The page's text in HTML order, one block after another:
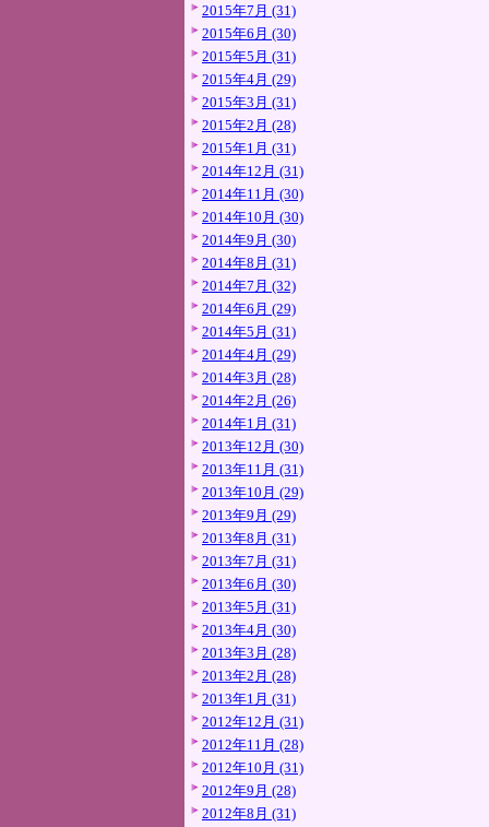
2015年7月 (31)
2015年6月 (30)
2015年5月 (31)
2015年4月 (29)
2015年3月 (31)
2015年2月 (28)
2015年1月 (31)
2014年12月 (31)
2014年11月 (30)
2014年10月 (30)
2014年9月 (30)
2014年8月 (31)
2014年7月 (32)
2014年6月 (29)
2014年5月 (31)
2014年4月 (29)
2014年3月 (28)
2014年2月 (26)
2014年1月 (31)
2013年12月 (30)
2013年11月 (31)
2013年10月 (29)
2013年9月 (29)
2013年8月 (31)
2013年7月 (31)
2013年6月 (30)
2013年5月 (31)
2013年4月 (30)
2013年3月 (28)
2013年2月 (28)
2013年1月 (31)
2012年12月 (31)
2012年11月 (28)
2012年10月 (31)
2012年9月 (28)
2012年8月 (31)